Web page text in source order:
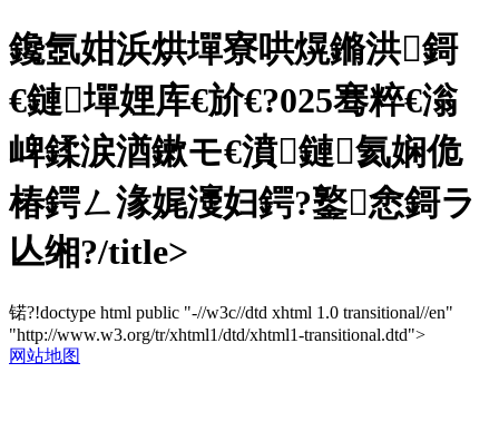
鑱氬姏浜烘墠寮哄熀鏅洪鎶
€鏈墠娌库€斺€?025骞粹€滃
崥鍒涙湭鏉モ€濆鏈氦娴佹
椿鍔ㄥ湪娓濅妇鍔?鐜悆鎶ラ
亾缃?/title>
锘?!doctype html public "-//w3c//dtd xhtml 1.0 transitional//en"
"http://www.w3.org/tr/xhtml1/dtd/xhtml1-transitional.dtd">
网站地图